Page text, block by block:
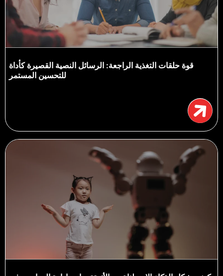
قوة حلقات التغذية الراجعة: الرسائل النصية القصيرة كأداة
للتحسين المستمر